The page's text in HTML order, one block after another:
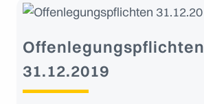
Offenlegungspflichten
31.12.2019